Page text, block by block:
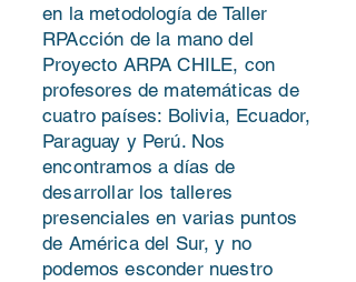
en la metodología de Taller
RPAcción de la mano del
Proyecto ARPA CHILE, con
profesores de matemáticas de
cuatro países: Bolivia, Ecuador,
Paraguay y Perú. Nos
encontramos a días de
desarrollar los talleres
presenciales en varias puntos
de América del Sur, y no
podemos esconder nuestro